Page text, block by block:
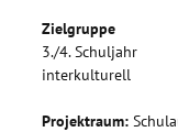
Zielgruppe
3./4. Schuljahr
interkulturell
Projektraum: